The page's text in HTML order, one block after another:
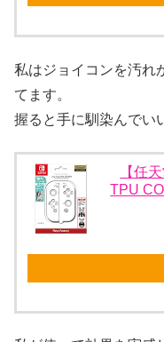
私はジョイコンを汚れ
てます。
握ると手に馴染んでい
【任
TPU